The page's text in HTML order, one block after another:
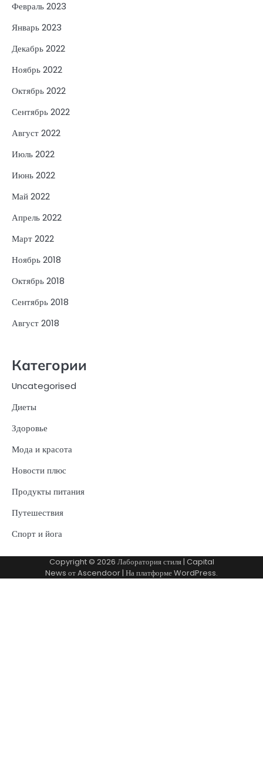
Февраль 2023
Январь 2023
Декабрь 2022
Ноябрь 2022
Октябрь 2022
Сентябрь 2022
Август 2022
Июль 2022
Июнь 2022
Май 2022
Апрель 2022
Март 2022
Ноябрь 2018
Октябрь 2018
Сентябрь 2018
Август 2018
Категории
Uncategorised
Диеты
Здоровье
Мода и красота
Новости плюс
Продукты питания
Путешествия
Спорт и йога
Copyright © 2026 Лаборатория стиля| Capital
News отAscendoor | На платформеWordPress.